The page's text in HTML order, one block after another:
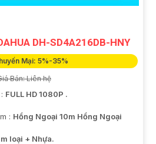
DH-SD4A216DB-HNY
Mại: 5%-35%
Bán: Liên hệ
FULL HD 1080P .
: Hồng Ngoại 10m Hồng Ngoại
loại + Nhựa.